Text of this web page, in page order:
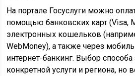
На портале Госуслуги можно
помощью банковских карт (Visa,
электронных кошельков
WebMoney), а также через
интернет-банкинг. Выбор способа
конкретной услуги и региона, но